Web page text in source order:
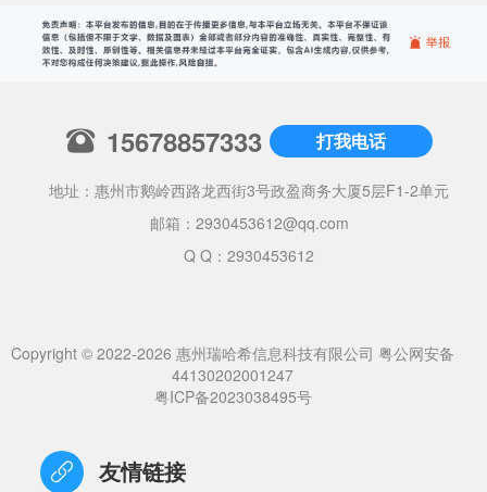
15678857333 打我电话
地址：惠州市鹅岭西路龙西街3号政盈商务大厦5层F1-2单元
邮箱： 2930453612@qq.com
Q Q：2930453612
Copyright © 2022-2026 惠州瑞哈希信息科技有限公司 粤公网安备
44130202001247
粤ICP备2023038495号
友情链接